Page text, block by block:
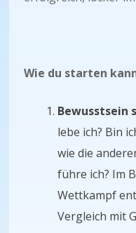
Wie du starten
Bewusstsein
lebe ich? Bin
wie die
führe ich? Im
Wettkampf
Vergleich mit